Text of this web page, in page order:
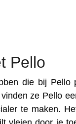
Pello
die bij Pello
ze Pello
te maken.